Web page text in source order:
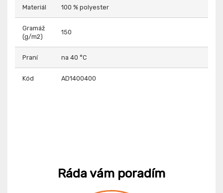
Materiál 100 % polyester
Gramáž
(g/m2)
150
Praní na 40 °C
Kód AD1400400
Ráda vám poradím